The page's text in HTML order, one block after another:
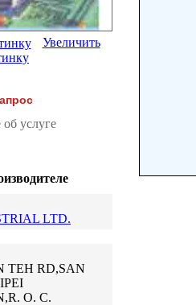
Увеличить
услуге
LTD.
TEH RD,SAN
O. C.